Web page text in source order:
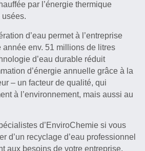
par l’énergie thermique
d’eau permet à l’entreprise
année env. 51 millions de litres
d’eau durable réduit
d’énergie annuelle grâce à la
– un facteur de qualité, qui
à l’environnement, mais aussi au
d’EnviroChemie si vous
d’un recyclage d’eau professionnel
aux besoins de votre entreprise.